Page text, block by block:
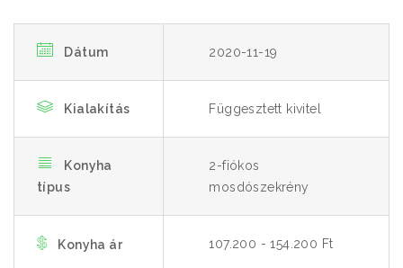
Dátum 2020-11-19
Kialakítás Függesztett kivitel
Konyha
típus
2-fiókos
mosdószekrény
Konyha ár 107.200 - 154.200 Ft